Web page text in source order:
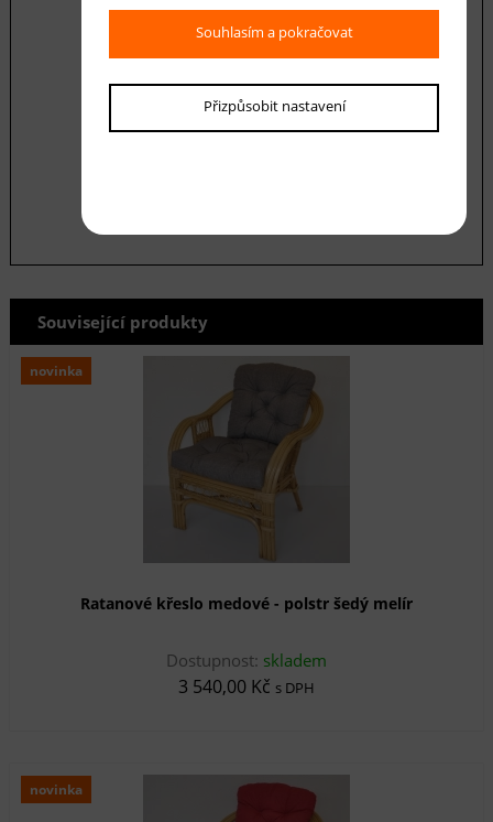
Souhlasím se zásadami ochranyosobních
Související produkty
novinka
Ratanové křeslo medové - polstr šedý melír
Dostupnost: skladem
3 540,00 Kč s DPH
novinka
Souhlasím a pokračovat
Přizpůsobit nastavení